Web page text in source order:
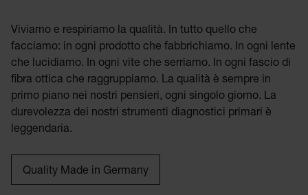
Viviamo e respiriamo la qualità. In tutto quello che
facciamo: in ogni prodotto che fabbrichiamo. In ogni lente
che lucidiamo. In ogni vite che serriamo. In ogni fascio di
fibra ottica che raggruppiamo. La qualità è sempre in
primo piano nei nostri pensieri, ogni singolo giorno. La
durevolezza dei nostri strumenti diagnostici primari è
leggendaria.
Quality Made in Germany